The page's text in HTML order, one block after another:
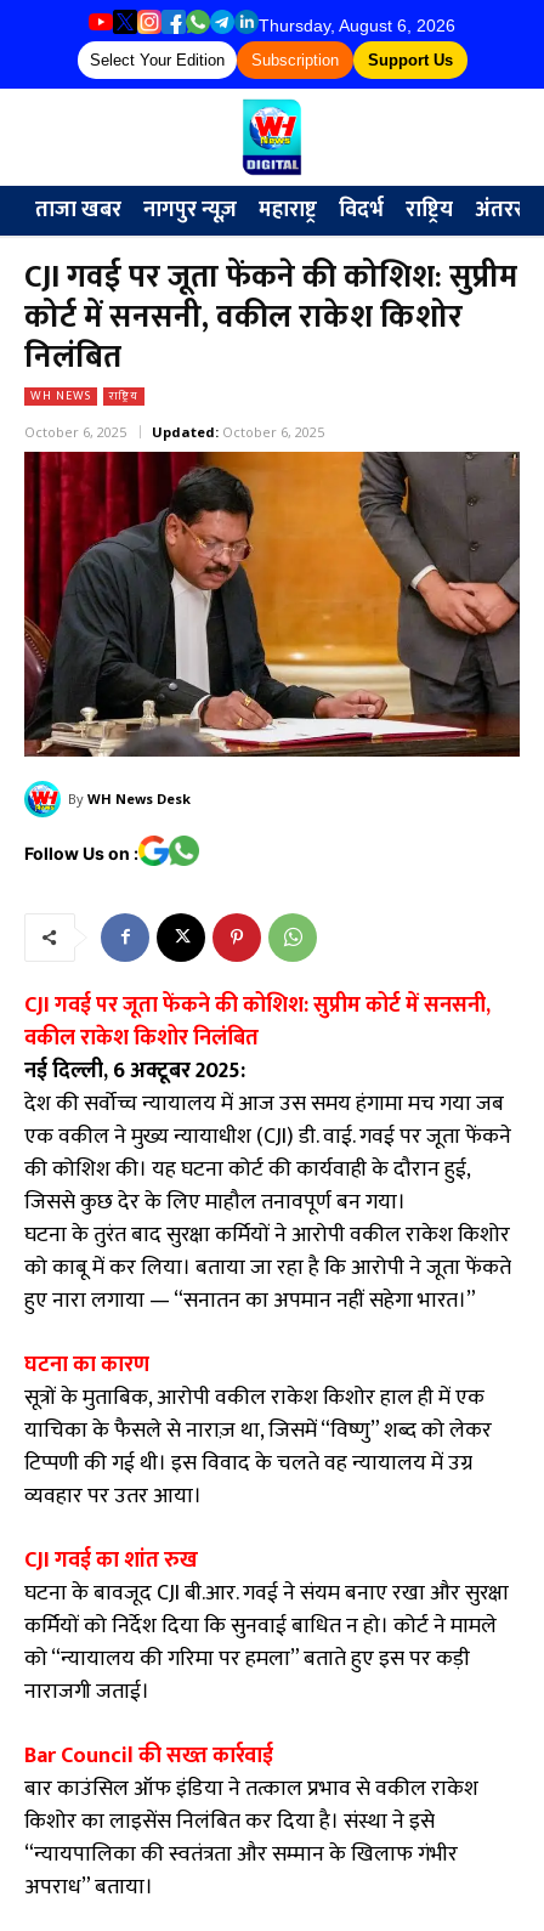
Thursday, August 6, 2026
Select Your Edition Subscription Support Us
ताजा खबर नागपुर न्यूज़ महाराष्ट्र विदर्भ राष्ट्रिय
CJI गवई पर जूता फेंकने की कोशिश: सुप्रीम
कोर्ट में सनसनी, वकील राकेश किशोर
निलंबित
WH NEWS राष्ट्रिय
October 6, 2025 Updated: October 6, 2025
By WH News Desk
Follow Us on :
CJI गवई पर जूता फेंकने की कोशिश: सुप्रीम कोर्ट में सनसनी,
वकील राकेश किशोर निलंबित
नई दिल्ली, 6 अक्टूबर 2025:
देश की सर्वोच्च न्यायालय में आज उस समय हंगामा मच गया जब
एक वकील ने मुख्य न्यायाधीश (CJI) डी. वाई. गवई पर जूता फेंकने
की कोशिश की। यह घटना कोर्ट की कार्यवाही के दौरान हुई,
जिससे कुछ देर के लिए माहौल तनावपूर्ण बन गया।
घटना के तुरंत बाद सुरक्षा कर्मियों ने आरोपी वकील राकेश किशोर
को काबू में कर लिया। बताया जा रहा है कि आरोपी ने जूता फेंकते
हुए नारा लगाया — “सनातन का अपमान नहीं सहेगा भारत।”
घटना का कारण
सूत्रों के मुताबिक, आरोपी वकील राकेश किशोर हाल ही में एक
याचिका के फैसले से नाराज़ था, जिसमें “विष्णु” शब्द को लेकर
टिप्पणी की गई थी। इस विवाद के चलते वह न्यायालय में उग्र
व्यवहार पर उतर आया।
CJI गवई का शांत रुख
घटना के बावजूद CJI बी.आर. गवई ने संयम बनाए रखा और सुरक्षा
कर्मियों को निर्देश दिया कि सुनवाई बाधित न हो। कोर्ट ने मामले
को “न्यायालय की गरिमा पर हमला” बताते हुए इस पर कड़ी
नाराजगी जताई।
Bar Council की सख्त कार्रवाई
बार काउंसिल ऑफ इंडिया ने तत्काल प्रभाव से वकील राकेश
किशोर का लाइसेंस निलंबित कर दिया है। संस्था ने इसे
“न्यायपालिका की स्वतंत्रता और सम्मान के खिलाफ गंभीर
अपराध” बताया।